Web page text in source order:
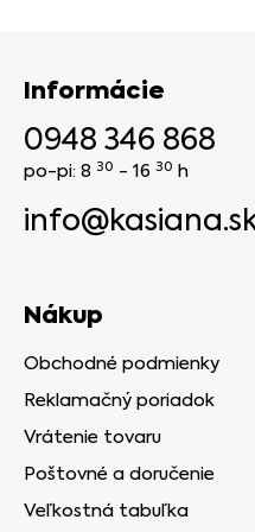
Informácie
0948 346 868
po-pi: 8 30 - 16 30 h
Nákup
Obchodné podmienky
Reklamačný poriadok
Vrátenie tovaru
Poštovné a doručenie
Veľkostná tabuľka